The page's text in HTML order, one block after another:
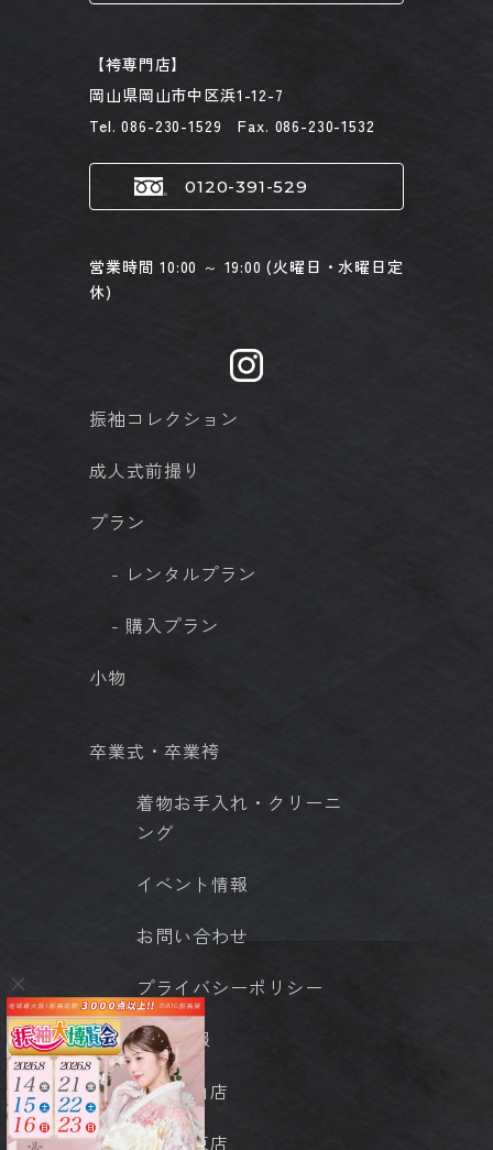
【袴専門店】
岡山県岡山市中区浜1-12-7
Tel. 086-230-1529 Fax. 086-230-1532
0120-391-529
営業時間 10:00 ～ 19:00 (火曜日・水曜日定
休)
振袖コレクション
成人式前撮り
プラン
- レンタルプラン
- 購入プラン
小物
卒業式・卒業袴
着物お手入れ・クリーニ
ング
イベント情報
お問い合わせ
プライバシーポリシー
店舗情報
- 岡山店
- 城東店